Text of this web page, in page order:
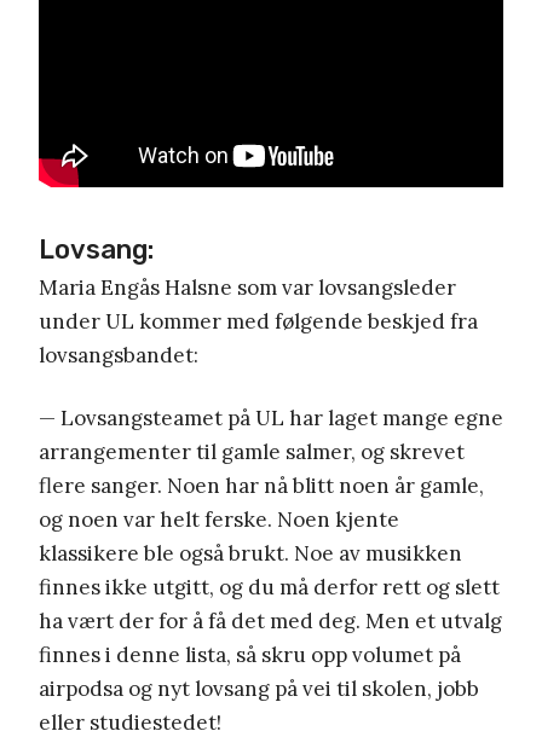
Lovsang:
Maria Engås Halsne som var lovsangsleder
under UL kommer med følgende beskjed fra
lovsangsbandet:
— Lovsangsteamet på UL har laget mange egne
arrangementer til gamle salmer, og skrevet
flere sanger. Noen har nå blitt noen år gamle,
og noen var helt ferske. Noen kjente
klassikere ble også brukt. Noe av musikken
finnes ikke utgitt, og du må derfor rett og slett
ha vært der for å få det med deg. Men et utvalg
finnes i denne lista, så skru opp volumet på
airpodsa og nyt lovsang på vei til skolen, jobb
eller studiestedet!